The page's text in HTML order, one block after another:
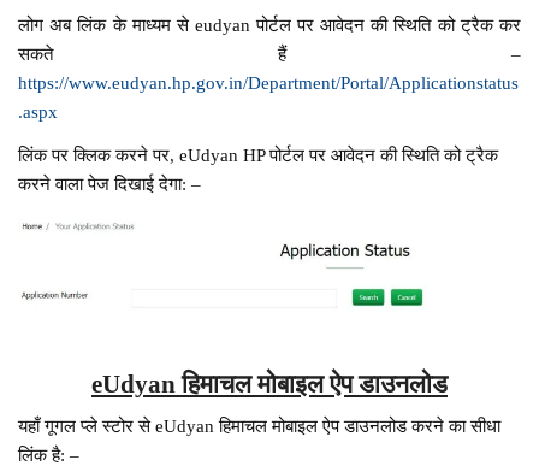
लोग अब लिंक के माध्यम से eudyan पोर्टल पर आवेदन की स्थिति को ट्रैक कर
सकते हैं –
https://www.eudyan.hp.gov.in/Department/Portal/Applicationstatus
.aspx
लिंक पर क्लिक करने पर, eUdyan HP पोर्टल पर आवेदन की स्थिति को ट्रैक
करने वाला पेज दिखाई देगा: –
eUdyan हिमाचल मोबाइल ऐप डाउनलोड
यहाँ गूगल प्ले स्टोर से eUdyan हिमाचल मोबाइल ऐप डाउनलोड करने का सीधा
लिंक है: –